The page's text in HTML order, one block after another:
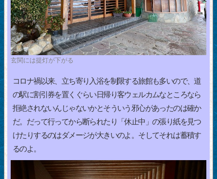
玄関には提灯が下がる
コロナ禍以来、立ち寄り入浴を制限する旅館も多いので、道
の駅に割引券を置くぐらい日帰り客ウェルカムなところなら
拒絶されないんじゃないかとそういう邪心があったのは確か
だ。だって行ってから断られたり「休止中」の張り紙を見つ
けたりするのはダメージが大きいのよ。そしてそれは蓄積す
るのよ。